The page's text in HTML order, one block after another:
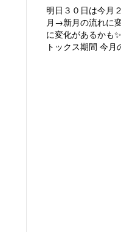
明日３０日は今月
月→新月の流れに
に変化があるかも
トックス期間 今